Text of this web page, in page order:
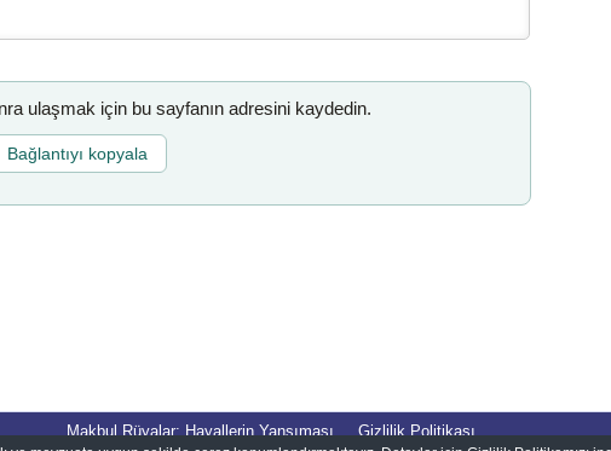
ulaşmak için bu sayfanın adresini kaydedin.
Bağlantıyı kopyala
Makbul Rüyalar: Hayallerin Yansıması Gizlilik Politikası